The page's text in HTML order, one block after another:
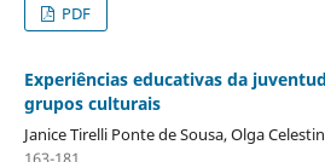
PDF
Experiências educativas da
grupos culturais
Janice Tirelli Ponte de Sousa, Olga